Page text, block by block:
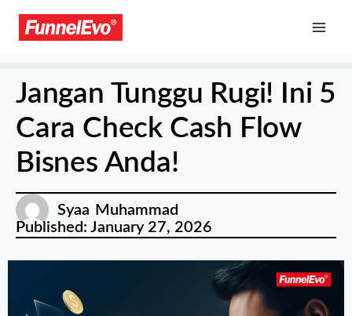
Jangan Tunggu Rugi! Ini 5
Cara Check Cash Flow
Bisnes Anda!
Syaa Muhammad
Published: January 27, 2026